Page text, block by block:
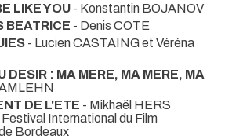
LIKE YOU - Konstantin BOJANOV
BEATRICE - Denis COTE
- Lucien CASTAING et Véréna
DESIR : MA MERE, MA MERE, MA
DE L'ETE - Mikhaël HERS
Festival International du Film
Bordeaux